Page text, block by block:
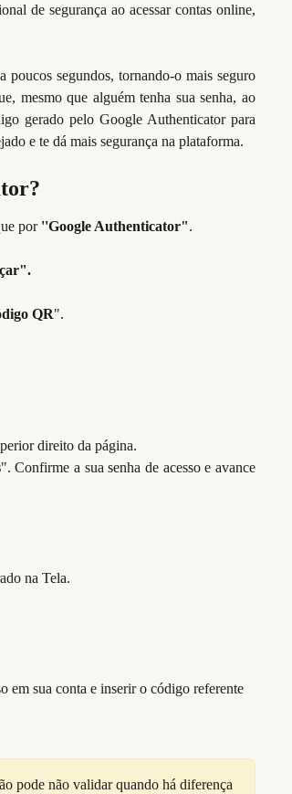
de segurança ao acessar contas online,
segundos, tornando-o mais seguro
mesmo que alguém tenha sua senha, ao
gerado pelo Google Authenticator para
e te dá mais segurança na plataforma.
por ''Google Authenticator".
QR".
direito da página.
". Confirme a sua senha de acesso e avance
na Tela.
em sua conta e inserir o código referente
pode não validar quando há diferença